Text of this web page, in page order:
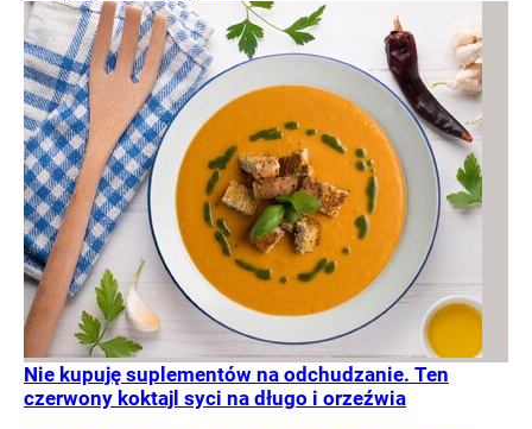
Nie kupuję suplementów na odchudzanie. Ten
czerwony koktajl syci na długo i orzeźwia